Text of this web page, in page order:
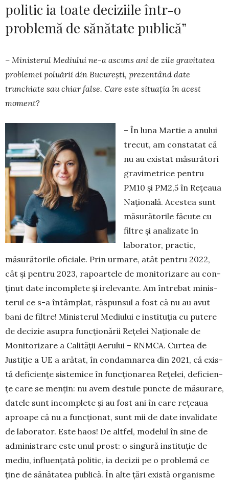
politic ia toate deciziile într-o
problemă de sănătate publică”
– Ministerul Mediului ne-a ascuns ani de zile gravitatea
problemei poluării din București, pre­zentând date
trunchiate sau chiar false. Care este situația în acest
moment?
– În luna Martie a anului
trecut, am constatat că
nu au existat măsurători
gravimetrice pentru
PM10 și PM2,5 în Rețeaua
Națională. Acestea sunt
mă­su­răto­rile făcute cu
filtre și analizate în
laborator, prac­tic,
măsurătorile oficiale. Prin urmare, atât pen­tru 2022,
cât și pentru 2023, rapoartele de monitori­zare au con­
ți­nut date incomplete și irelevante. Am întrebat minis­
terul ce s-a întâmplat, răspunsul a fost că nu au avut
bani de filtre! Ministerul Mediu­lui e instituția cu putere
de de­cizie asupra funcțio­nă­rii Rețelei Naționale de
Moni­to­ri­zare a Calității Aerului – RNMCA. Curtea de
Justiție a UE a ară­tat, în condamnarea din 2021, că exis­
tă defi­ciențe sistemice în funcționarea Rețelei, defi­cien­
țe care se mențin: nu avem destule puncte de mă­su­rare,
datele sunt incomplete și au fost ani în care rețeaua
aproa­pe că nu a funcționat, sunt mii de date inva­li­da­te
de laborator. Este haos! De altfel, modelul în sine de
administrare este unul prost: o singură in­sti­tuție de
mediu, influențată po­li­tic, ia decizii pe o problemă ce
ține de sănă­ta­tea publică. În alte țări există organisme